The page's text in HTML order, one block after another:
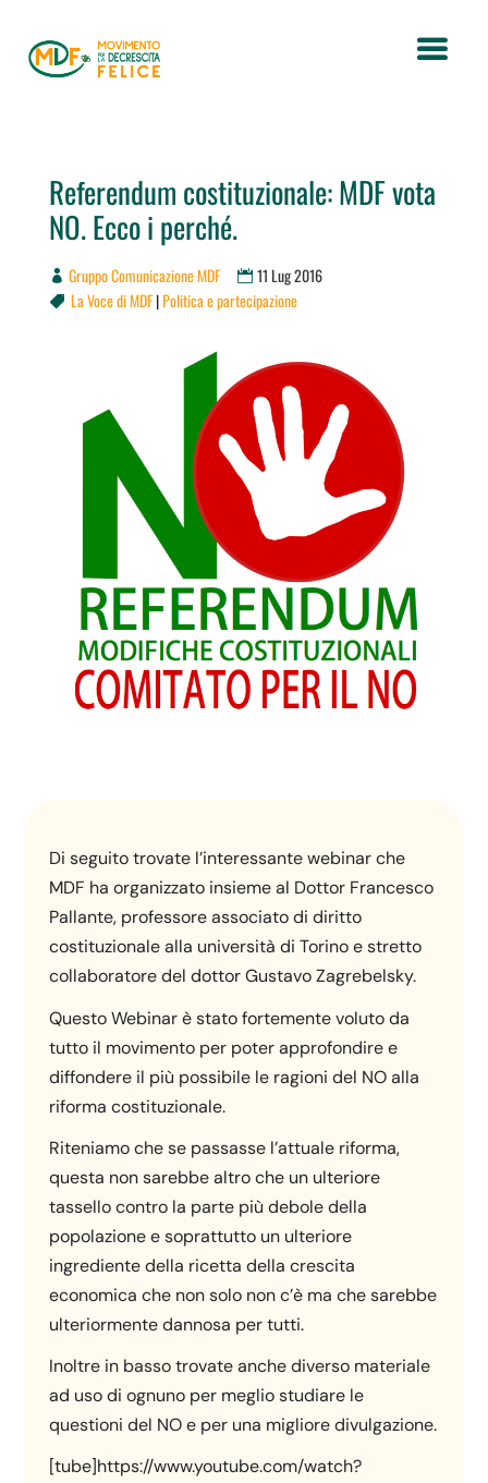
Referendum costituzionale: MDF vota
NO. Ecco i perché.
Gruppo Comunicazione MDF 11 Lug 2016
 La Voce di MDF|Politica e partecipazione
Di seguito trovate l’interessante webinar che
MDF ha organizzato insieme al Dottor Francesco
Pallante, professore associato di diritto
costituzionale alla università di Torino e stretto
collaboratore del dottor Gustavo Zagrebelsky.
Questo Webinar è stato fortemente voluto da
tutto il movimento per poter approfondire e
diffondere il più possibile le ragioni del NO alla
riforma costituzionale.
Riteniamo che se passasse l’attuale riforma,
questa non sarebbe altro che un ulteriore
tassello contro la parte più debole della
popolazione e soprattutto un ulteriore
ingrediente della ricetta della crescita
economica che non solo non c’è ma che sarebbe
ulteriormente dannosa per tutti.
Inoltre in basso trovate anche diverso materiale
ad uso di ognuno per meglio studiare le
questioni del NO e per una migliore divulgazione.
[tube]https://www.youtube.com/watch?